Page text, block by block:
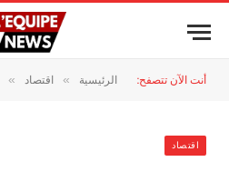
أنت الآن تتصفح: الرئيسية » اقتصاد »
اقتصاد